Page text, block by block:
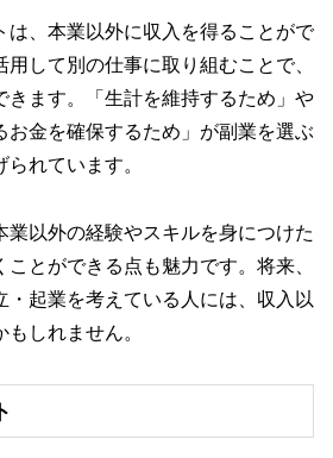
は、本業以外に収入を得ることがで
して別の仕事に取り組むことで、
きます。「生計を維持するため」や
お金を確保するため」が副業を選ぶ
れています。
業以外の経験やスキルを身につけた
ことができる点も魅力です。将来、
・起業を考えている人には、収入以
もしれません。